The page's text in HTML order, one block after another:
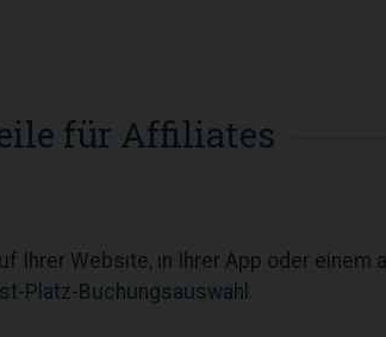
für Affiliates
Ihrer Website, in Ihrer App oder einem
Platz-Buchungsauswahl.